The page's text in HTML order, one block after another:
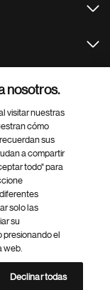
sitio
nosotros.
visitar nuestras
cómo
sus
a compartir
todo" para
solo las
su
presionando el
web.
Declinar todas